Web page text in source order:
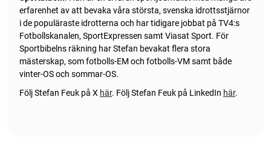
erfarenhet av att bevaka våra största, svenska idrottsstjärnor
i de populäraste idrotterna och har tidigare jobbat på TV4:s
Fotbollskanalen, SportExpressen samt Viasat Sport. För
Sportbibelns räkning har Stefan bevakat flera stora
mästerskap, som fotbolls-EM och fotbolls-VM samt både
vinter-OS och sommar-OS.
Följ Stefan Feuk på X här. Följ Stefan Feuk på LinkedIn här.